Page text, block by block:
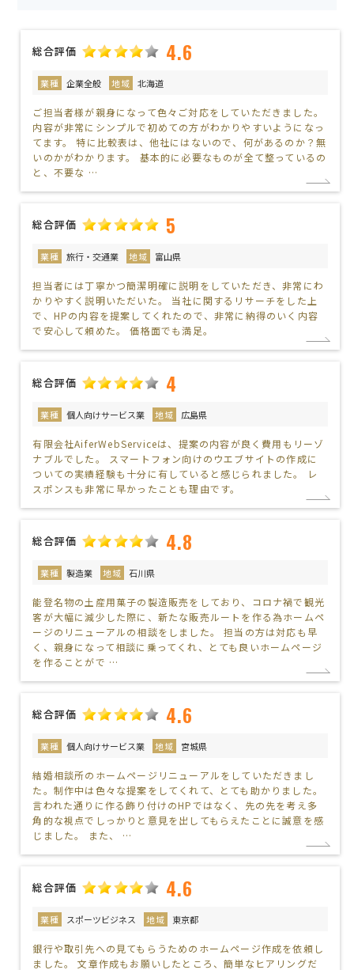
総合評価 4.6
業種 企業全般 地域 北海道
ご担当者様が親身になって色々ご対応をしていただきました。
内容が非常にシンプルで初めての方がわかりやすいようになっ
てます。 特に比較表は、他社にはないので、何があるのか？無
いのかがわかります。 基本的に必要なものが全て整っているの
と、不要な …
総合評価 5
業種 旅行・交通業 地域 富山県
担当者には丁寧かつ簡潔明確に説明をしていただき、非常にわ
かりやすく説明いただいた。 当社に関するリサーチをした上
で、HPの内容を提案してくれたので、非常に納得のいく内容
で安心して頼めた。 価格面でも満足。
総合評価 4
業種 個人向けサービス業 地域 広島県
有限会社AiferWebServiceは、提案の内容が良く費用もリーゾ
ナブルでした。 スマートフォン向けのウエブサイトの作成に
ついての実績経験も十分に有していると感じられました。 レ
スポンスも非常に早かったことも理由です。
総合評価 4.8
業種 製造業 地域 石川県
能登名物の土産用菓子の製造販売をしており、コロナ禍で観光
客が大幅に減少した際に、新たな販売ルートを作る為ホームペ
ージのリニューアルの相談をしました。 担当の方は対応も早
く、親身になって相談に乗ってくれ、とても良いホームページ
を作ることがで …
総合評価 4.6
業種 個人向けサービス業 地域 宮城県
結婚相談所のホームページリニューアルをしていただきまし
た。制作中は色々な提案をしてくれて、とても助かりました。
言われた通りに作る飾り付けのHPではなく、先の先を考え多
角的な視点でしっかりと意見を出してもらえたことに誠意を感
じました。 また、 …
総合評価 4.6
業種 スポーツビジネス 地域 東京都
銀行や取引先への見てもらうためのホームページ作成を依頼し
ました。 文章作成もお願いしたところ、簡単なヒアリングだ